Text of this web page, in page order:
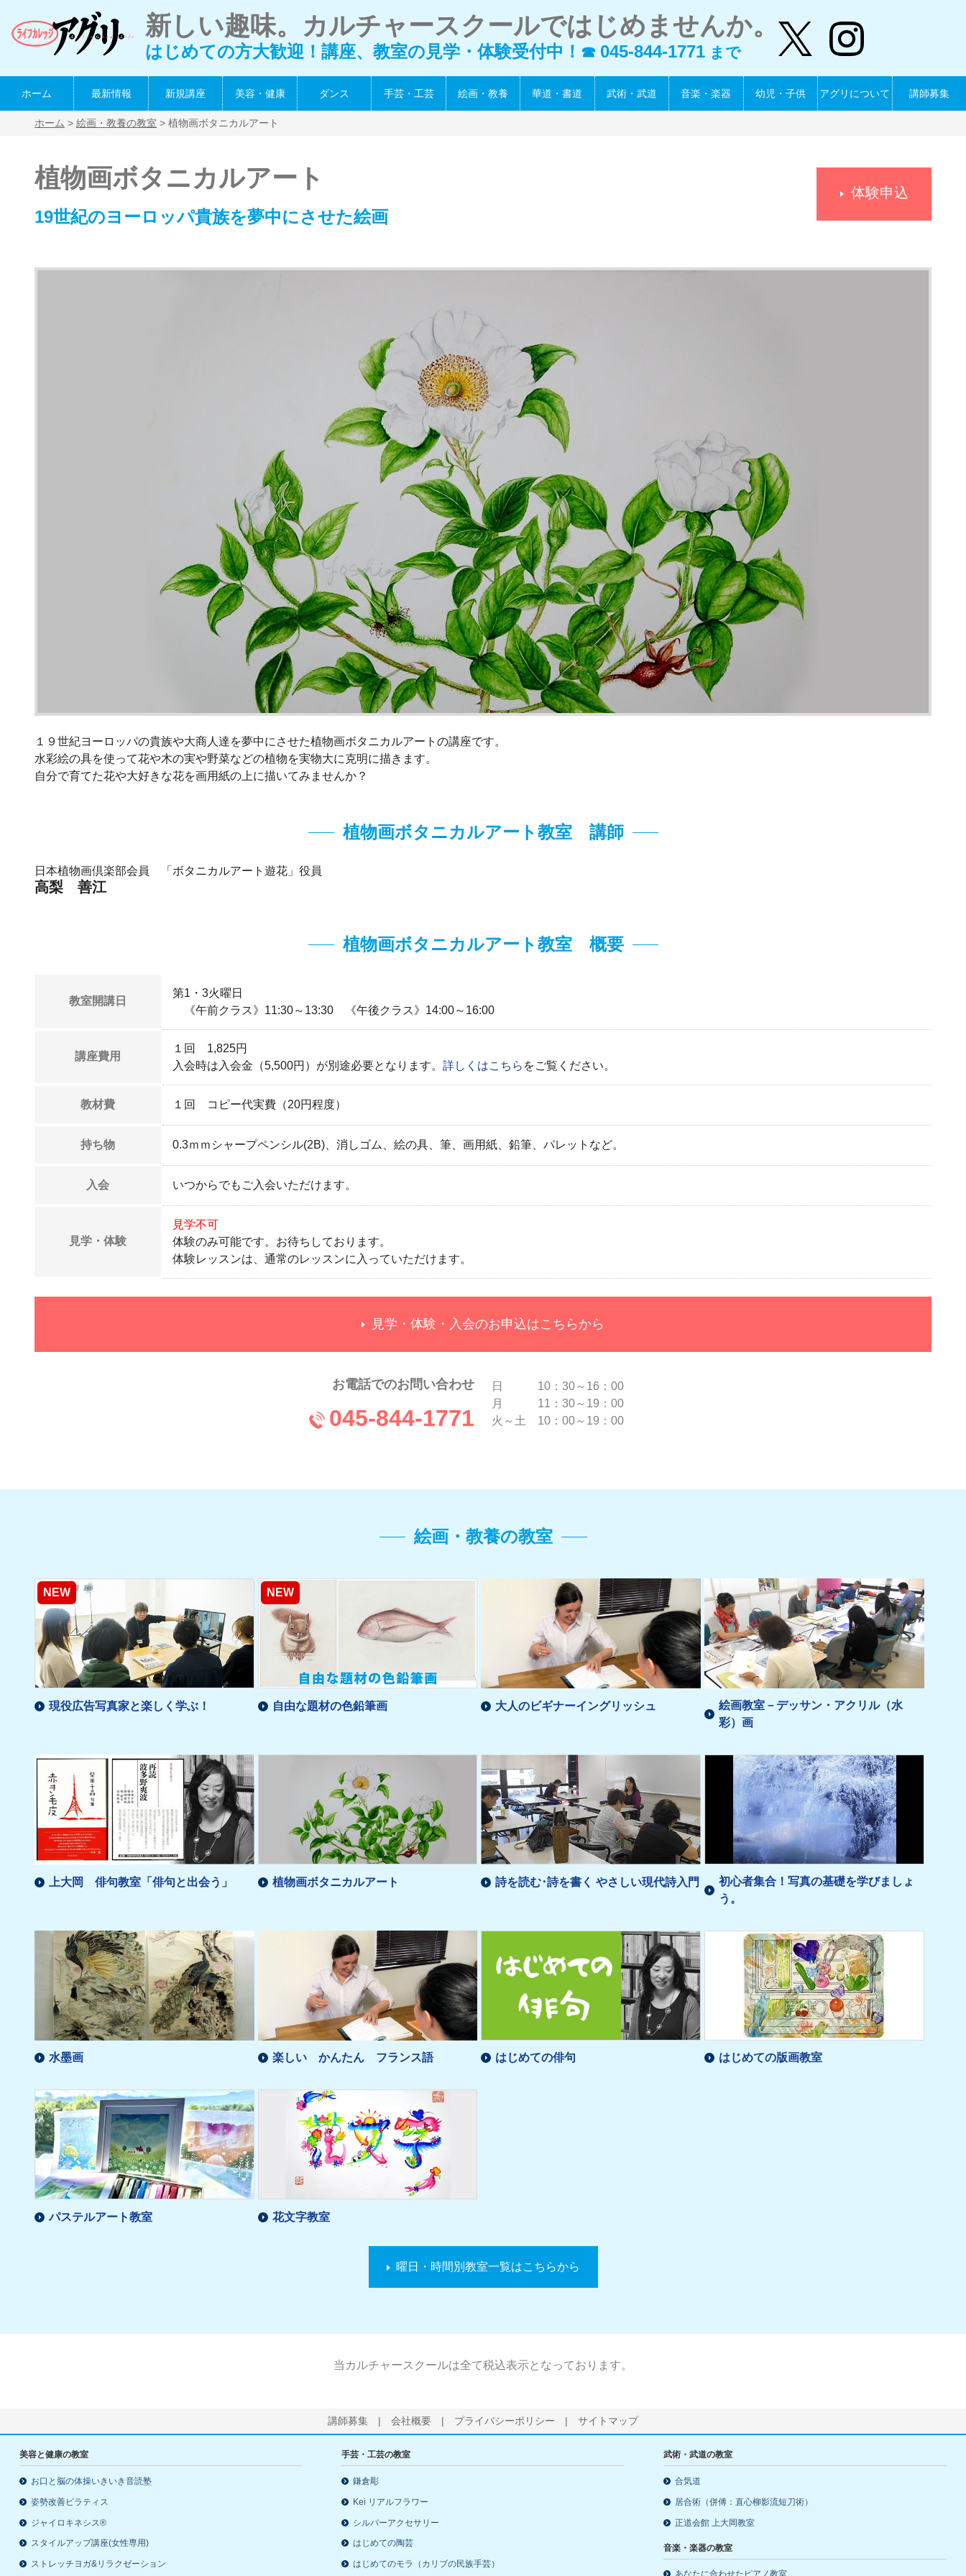
新しい趣味。カルチャースクールではじめませんか。
はじめての方大歓迎！講座、教室の見学・体験受付中！ ☎ 045-844-1771 まで
ホーム 最新情報 新規講座 美容・健康 ダンス 手芸・工芸 絵画・教養 華道・書道 武術・武道 音楽・楽器 幼児・子供 アグリについて 講師募集
ホーム > 絵画・教養の教室 > 植物画ボタニカルアート
植物画ボタニカルアート
19世紀のヨーロッパ貴族を夢中にさせた絵画
体験申込
１９世紀ヨーロッパの貴族や大商人達を夢中にさせた植物画ボタニカルアートの講座です。
水彩絵の具を使って花や木の実や野菜などの植物を実物大に克明に描きます。
自分で育てた花や大好きな花を画用紙の上に描いてみませんか？
植物画ボタニカルアート教室 講師
日本植物画倶楽部会員 「ボタニカルアート遊花」役員
高梨 善江
植物画ボタニカルアート教室 概要
教室開講日
第1・3火曜日
《午前クラス》11:30～13:30 《午後クラス》14:00～16:00
講座費用
１回 1,825円
入会時は入会金（5,500円）が別途必要となります。 詳しくはこちら をご覧ください。
教材費 １回 コピー代実費（20円程度）
持ち物 0.3ｍｍシャープペンシル(2B)、消しゴム、絵の具、筆、画用紙、鉛筆、パレットなど。
入会 いつからでもご入会いただけます。
見学・体験
見学不可
体験のみ可能です。お待ちしております。
体験レッスンは、通常のレッスンに入っていただけます。
見学・体験・入会のお申込はこちらから
お電話でのお問い合わせ
045-844-1771
日 10：30～16：00
月 11：30～19：00
火～土 10：00～19：00
絵画・教養の教室
NEW
現役広告写真家と楽しく学ぶ！
NEW
自由な題材の色鉛筆画 大人のビギナーイングリッシュ
絵画教室－デッサン・アクリル（水
彩）画
上大岡 俳句教室「俳句と出会う」 植物画ボタニカルアート 詩を読む･詩を書く やさしい現代詩入門
初心者集合！写真の基礎を学びましょ
う。
水墨画 楽しい かんたん フランス語 はじめての俳句 はじめての版画教室
パステルアート教室 花文字教室
曜日・時間別教室一覧はこちらから
当カルチャースクールは全て税込表示となっております。
講師募集 | 会社概要 | プライバシーポリシー | サイトマップ
美容と健康の教室
お口と脳の体操いきいき音読塾
姿勢改善ピラティス
ジャイロキネシス®
スタイルアップ講座(女性専用)
ストレッチヨガ&リラクゼーション
手芸・工芸の教室
鎌倉彫
Kei リアルフラワー
シルバーアクセサリー
はじめての陶芸
はじめてのモラ（カリブの民族手芸）
武術・武道の教室
合気道
居合術（併傅：直心柳影流短刀術）
正道会館 上大岡教室
音楽・楽器の教室